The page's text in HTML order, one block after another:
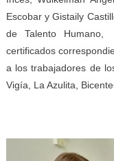
Escobar y Gistaily
de Talento Humano,
certificados
a los trabajadores de
Vigía, La Azulita,